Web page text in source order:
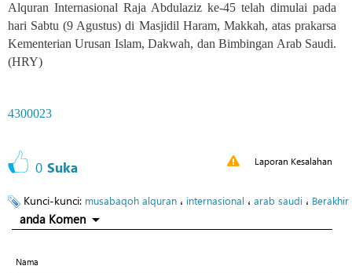
Alquran Internasional Raja Abdulaziz ke-45 telah dimulai pada
hari Sabtu (9 Agustus) di Masjidil Haram, Makkah, atas prakarsa
Kementerian Urusan Islam, Dakwah, dan Bimbingan Arab Saudi.
(HRY)
4300023
0 Suka Laporan Kesalahan
Kunci-kunci: musabaqoh alquran ، internasional ، arab saudi ، Berakhir
anda Komen
Nama